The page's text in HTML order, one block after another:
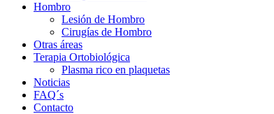
Hombro
Lesión de Hombro
Cirugías de Hombro
Otras áreas
Terapia Ortobiológica
Plasma rico en plaquetas
Noticias
FAQ´s
Contacto